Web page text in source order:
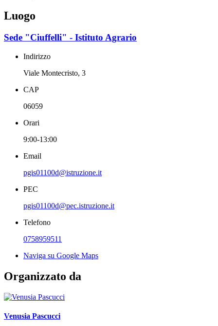
Luogo
Sede "Ciuffelli" - Istituto Agrario
Indirizzo
Viale Montecristo, 3
CAP
06059
Orari
9:00-13:00
Email
pgis01100d@istruzione.it
PEC
pgis01100d@pec.istruzione.it
Telefono
0758959511
Naviga su Google Maps
Organizzato da
Venusia Pascucci